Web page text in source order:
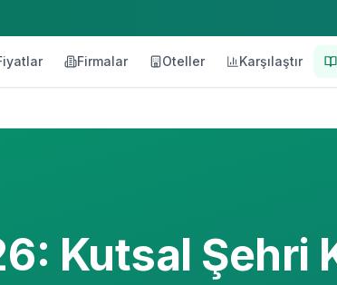
Firmalar Oteller Karşılaştır
Kutsal Şehri